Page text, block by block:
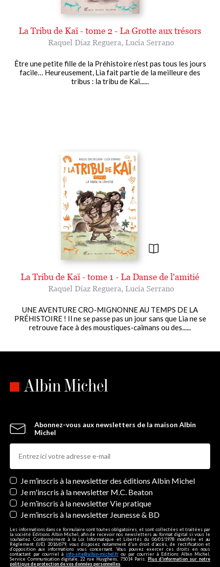
La Tribu de Kaï - tome 2 - La Grotte aux trésors
Raquel Díaz Reguera, Lucía Serrano
Être une petite fille de la Préhistoire n’est pas tous les jours
facile… Heureusement, Lia fait partie de la meilleure des
tribus : la tribu de Kaï......
La Tribu de Kaï - tome 1 - La Danse de l'amitié
Raquel Díaz Reguera, Lucía Serrano
UNE AVENTURE CRO-MIGNONNE AU TEMPS DE LA
PRÉHISTOIRE ! Il ne se passe pas un jour sans que Lia ne se
retrouve face à des moustiques-caïmans ou des......
Abonnez-vous aux newsletters de la maison Albin
Michel
Newsletters
Je m’inscris à la newsletter des éditions Albin Michel
Je m'inscris à la newsletter M.C. Beaton
Je m’inscris à la newsletter Vie pratique
Je m’inscris à la newsletter Jeunesse & BD
Les informations dans ce formulaire sont toutes obligatoires, et sont collectées et traitées par
la société Editions Albin Michel, afin de recevoir nos newsletters au format digital si vous le
souhaitez. Conformément à la Loi Informatique et Libertés du 06/01/1978 modifiée et au
Règlement (UE) 2016/679, vous disposez notamment d'un droit d'accès, de rectification et
d’opposition aux informations vous concernant. Vous pouvez exercer ces droits en nous
contactant par courriel à info-site@albin-michel.fr ou par courrier à Editions Albin Michel,
Service Communication digitale, 22 rue Huyghens, 75014 Paris. Plus d’information sur notre
politique de protection de vos données personnelles